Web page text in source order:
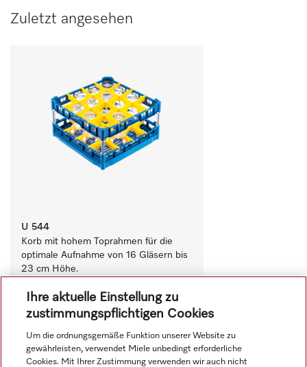
Zuletzt angesehen
U 544
Korb mit hohem Toprahmen für die
optimale Aufnahme von 16 Gläsern bis
23 cm Höhe.
Auf Lager
Ihre aktuelle Einstellung zu
zustimmungspflichtigen Cookies
Um die ordnungsgemäße Funktion unserer Website zu
gewährleisten, verwendet Miele unbedingt erforderliche
Cookies. Mit Ihrer Zustimmung verwenden wir auch nicht